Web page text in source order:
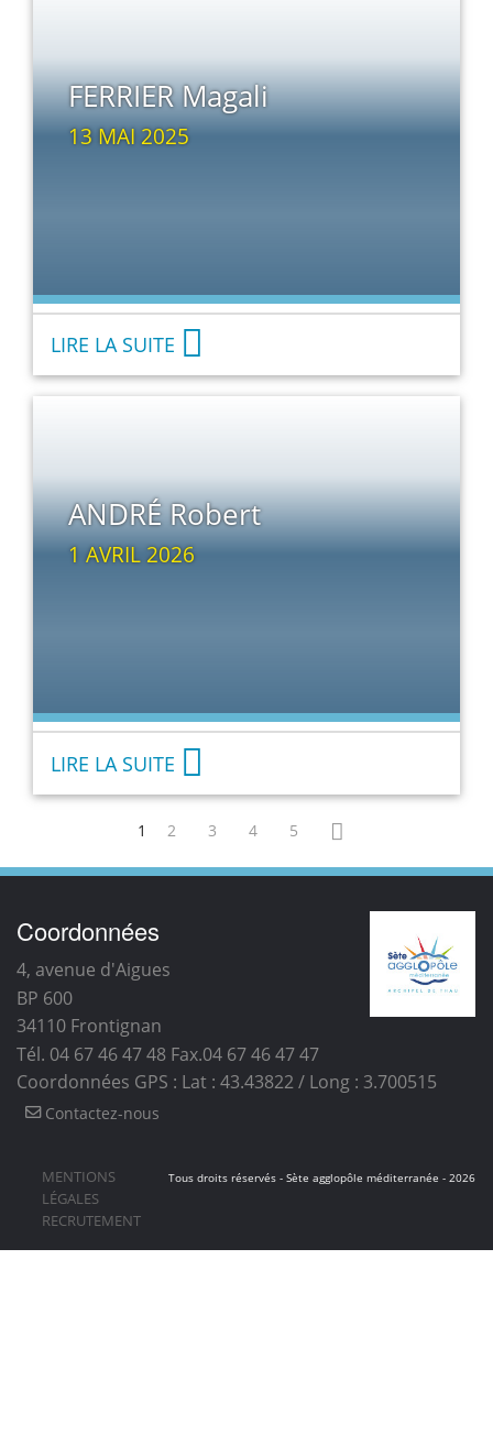
FERRIER Magali
13 MAI 2025
LIRE LA SUITE
ANDRÉ Robert
1 AVRIL 2026
LIRE LA SUITE
1 2 3 4 5
Coordonnées
4, avenue d'Aigues
BP 600
34110 Frontignan
Tél. 04 67 46 47 48 Fax.04 67 46 47 47
Coordonnées GPS : Lat : 43.43822 / Long : 3.700515
Contactez-nous
Tous droits réservés - Sète agglopôle méditerranée - 2026
MENTIONS
LÉGALES
RECRUTEMENT